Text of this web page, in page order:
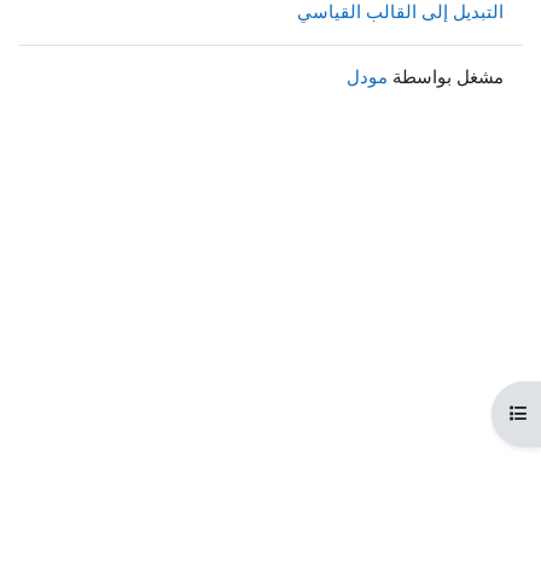
المقرر
التبديل إلى القالب القياسي
مشغل بواسطة مودل